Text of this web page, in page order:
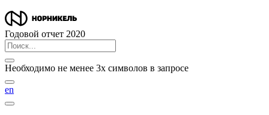
Годовой отчет 2020
Необходимо не менее 3х символов в запросе
en